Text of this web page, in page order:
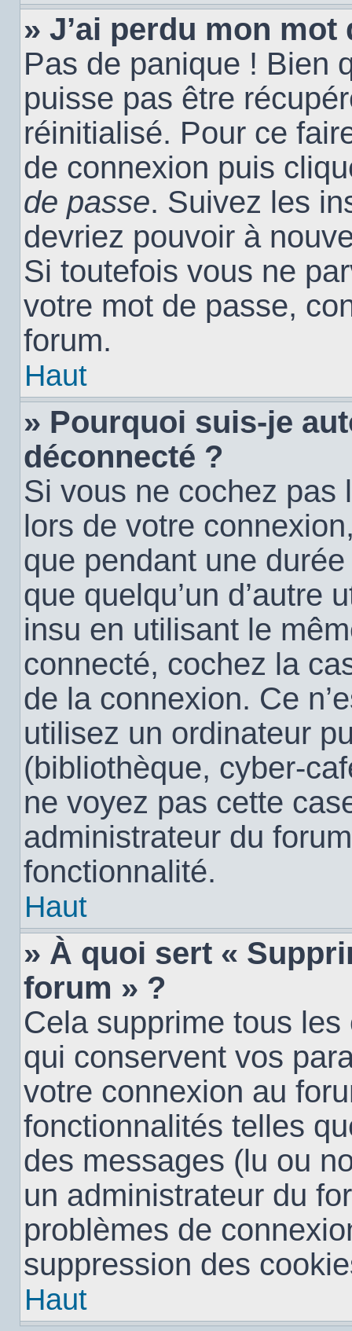
» J’ai perdu mon mot
Pas de panique ! Bien
puisse pas être
réinitialisé. Pour ce
de connexion puis
de passe. Suivez les
devriez pouvoir à
Si toutefois vous ne
votre mot de passe,
forum.
Haut
» Pourquoi suis-je
déconnecté ?
Si vous ne cochez
lors de votre
que pendant une
que quelqu’un d’autre
insu en utilisant le
connecté, cochez la
de la connexion. Ce
utilisez un ordinateur
(bibliothèque, cyber-
ne voyez pas cette
administrateur du
fonctionnalité.
Haut
» À quoi sert «
forum » ?
Cela supprime tous
qui conservent vos
votre connexion au
fonctionnalités telles
des messages (lu ou
un administrateur du
problèmes de
suppression des
Haut